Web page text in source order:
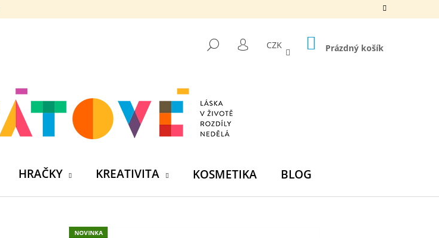
HLEDAT
PŘIHLÁŠENÍ
CZK NÁKUPNÍ
KOŠÍK
Prázdný košík
HRAČKY KREATIVITA KOSMETIKA BLOG
NOVINKA
HLEDAT